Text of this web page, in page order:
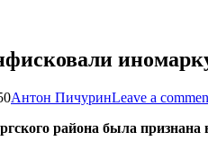
Антон ПичуринLeave a
района была